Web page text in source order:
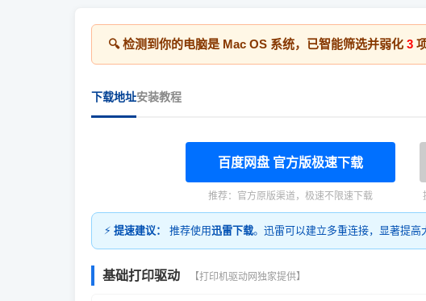
🔍 检测到你的电脑是 Mac OS 系统，已智能筛选并弱化 3
下载地址安装教程
百度网盘 官方版极速下载
推荐：官方原版渠道，极速不限速下载
⚡ 提速建议： 推荐使用迅雷下载。迅雷可以建立多重连接，显著提高
基础打印驱动 【打印机驱动网独家提供】